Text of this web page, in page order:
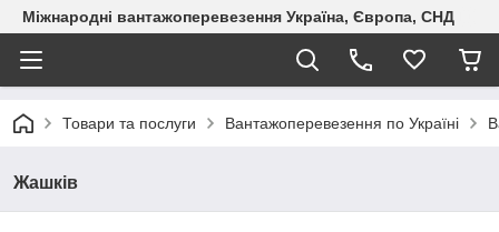
Міжнародні вантажоперевезення Україна, Європа, СНД
Товари та послуги Вантажоперевезення по Україні
Жашків